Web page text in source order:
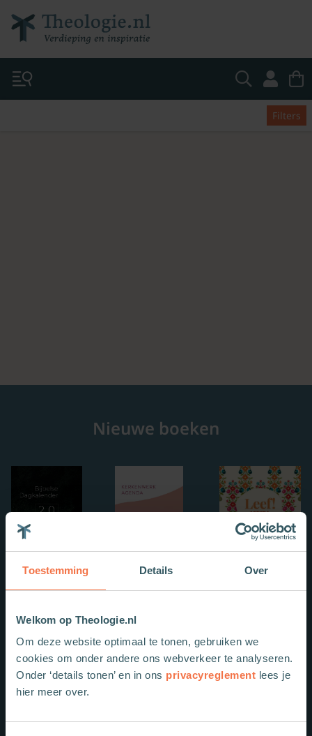
Toestemming Details Over
Welkom op Theologie.nl
Om deze website optimaal te tonen, gebruiken we
cookies om onder andere ons webverkeer te analyseren.
Onder ‘details tonen’ en in ons privacyreglement lees je
hier meer over.
Filters
Nieuwe boeken